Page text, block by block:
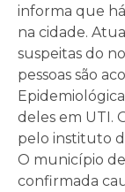
informa que
na cidade.
suspeitas do
pessoas são
deles em UTI.
pelo instituto
O município
confirmada